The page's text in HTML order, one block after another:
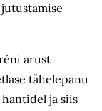
arust
tähelepanu
hantidel ja siis